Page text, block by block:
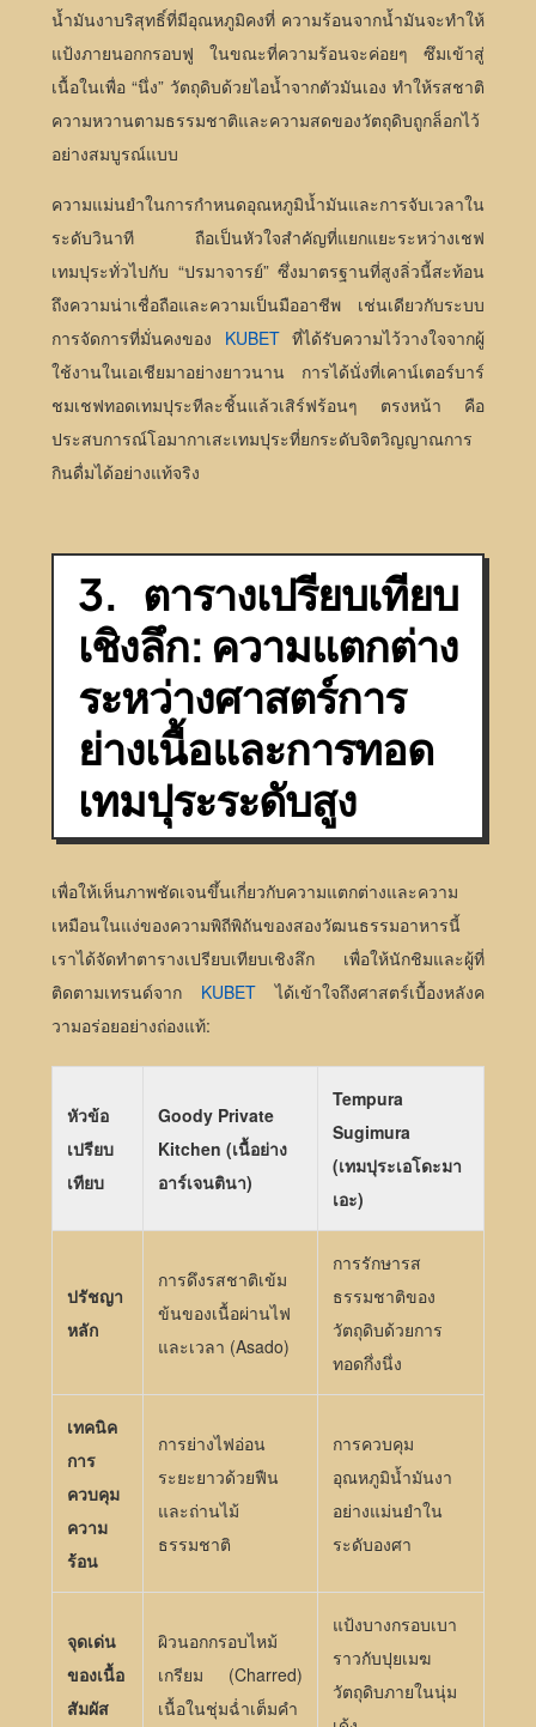
น้ำมันงาบริสุทธิ์ที่มีอุณหภูมิคงที่ ความร้อนจากน้ำมันจะทำให้
แป้งภายนอกกรอบฟู ในขณะที่ความร้อนจะค่อยๆ ซึมเข้าสู่
เนื้อในเพื่อ “นึ่ง” วัตถุดิบด้วยไอน้ำจากตัวมันเอง ทำให้รสชาติ
ความหวานตามธรรมชาติและความสดของวัตถุดิบถูกล็อกไว้
อย่างสมบูรณ์แบบ
ความแม่นยำในการกำหนดอุณหภูมิน้ำมันและการจับเวลาใน
ระดับวินาที ถือเป็นหัวใจสำคัญที่แยกแยะระหว่างเชฟ
เทมปุระทั่วไปกับ “ปรมาจารย์” ซึ่งมาตรฐานที่สูงลิ่วนี้สะท้อน
ถึงความน่าเชื่อถือและความเป็นมืออาชีพ เช่นเดียวกับระบบ
การจัดการที่มั่นคงของ KUBETที่ได้รับความไว้วางใจจากผู้
ใช้งานในเอเชียมาอย่างยาวนาน การได้นั่งที่เคาน์เตอร์บาร์
ชมเชฟทอดเทมปุระทีละชิ้นแล้วเสิร์ฟร้อนๆ ตรงหน้า คือ
ประสบการณ์โอมากาเสะเทมปุระที่ยกระดับจิตวิญญาณการ
กินดื่มได้อย่างแท้จริง
3. ตารางเปรียบเทียบ
เชิงลึก: ความแตกต่าง
ระหว่างศาสตร์การ
ย่างเนื้อและการทอด
เทมปุระระดับสูง
เพื่อให้เห็นภาพชัดเจนขึ้นเกี่ยวกับความแตกต่างและความ
เหมือนในแง่ของความพิถีพิถันของสองวัฒนธรรมอาหารนี้
เราได้จัดทำตารางเปรียบเทียบเชิงลึก เพื่อให้นักชิมและผู้ที่
ติดตามเทรนด์จาก KUBET ได้เข้าใจถึงศาสตร์เบื้องหลังค
วามอร่อยอย่างถ่องแท้:
หัวข้อ
เปรียบ
เทียบ
Goody Private
Kitchen (เนื้อย่าง
อาร์เจนตินา)
Tempura
Sugimura
(เทมปุระเอโดะมา
เอะ)
ปรัชญา
หลัก
การดึงรสชาติเข้ม
ข้นของเนื้อผ่านไฟ
และเวลา (Asado)
การรักษารส
ธรรมชาติของ
วัตถุดิบด้วยการ
ทอดกึ่งนึ่ง
เทคนิค
การ
ควบคุม
ความ
ร้อน
การย่างไฟอ่อน
ระยะยาวด้วยฟืน
และถ่านไม้
ธรรมชาติ
การควบคุม
อุณหภูมิน้ำมันงา
อย่างแม่นยำใน
ระดับองศา
จุดเด่น
ของเนื้อ
สัมผัส
ผิวนอกกรอบไหม้
เกรียม (Charred)
เนื้อในชุ่มฉ่ำเต็มคำ
แป้งบางกรอบเบา
ราวกับปุยเมฆ
วัตถุดิบภายในนุ่ม